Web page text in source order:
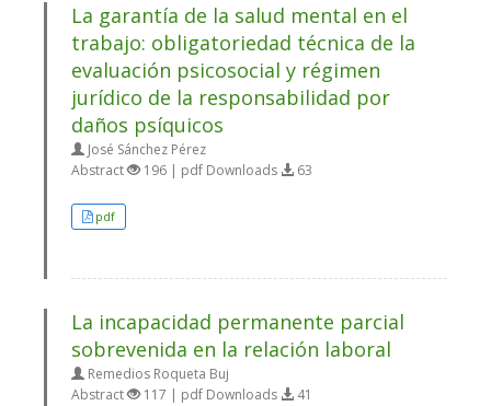
La garantía de la salud mental en el
trabajo: obligatoriedad técnica de la
evaluación psicosocial y régimen
jurídico de la responsabilidad por
daños psíquicos
José Sánchez Pérez
Abstract
196 | pdf Downloads 63
pdf
La incapacidad permanente parcial
sobrevenida en la relación laboral
Remedios Roqueta Buj
Abstract
117 | pdf Downloads 41